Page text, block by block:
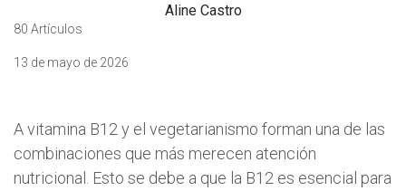
Aline Castro
80 Artículos
13 de mayo de 2026
A vitamina B12 y el vegetarianismo forman una de las
combinaciones que más merecen atención
nutricional. Esto se debe a que la B12 es esencial para